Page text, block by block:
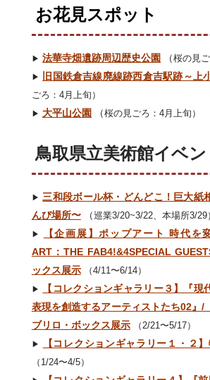
お花見スポット
▶︎ 法華寺畑遺跡周辺歴史公園 （桜の見
▶︎ 旧国鉄倉吉線廃線跡西倉吉駅跡～上
ごろ：4月上旬）
▶︎ 大平山公園 （桜の見ごろ：4月上旬）
鳥取県立美術館イベン
▶︎ 三和段ボール杯・どんどこ！巨大紙
んび場所〜
（巡業3/20~3/22、本場所3/29
▶︎
【企画展】ポップアート 時代を
ART：THE FAB4!&4SPECIAL
ックス展示
（4/11〜6/14）
▶︎
【コレクションギャラリー３】『
表現を創造するアーティストたち02』
ブリロ・ボックス展示
（2/21〜5/17）
▶︎ 【コレクションギャラリー１・２
（1/24〜4/5）